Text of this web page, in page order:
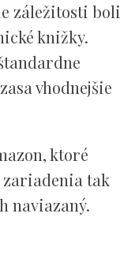
záležitosti boli
knižky.
vhodnejšie
ktoré
zariadenia tak
naviazaný.